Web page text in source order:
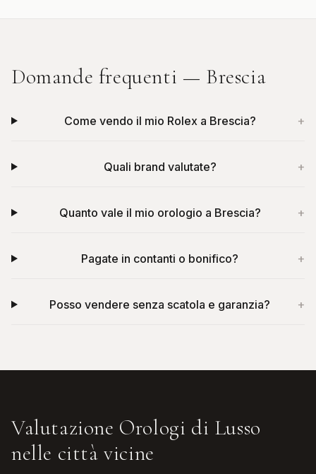
Domande frequenti — Brescia
Come vendo il mio Rolex a Brescia? +
Quali brand valutate? +
Quanto vale il mio orologio a Brescia? +
Pagate in contanti o bonifico? +
Posso vendere senza scatola e garanzia? +
Valutazione Orologi di Lusso
nelle città vicine